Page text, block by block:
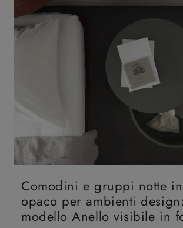
Comodini e gruppi notte
opaco per ambienti
modello Anello visibile in